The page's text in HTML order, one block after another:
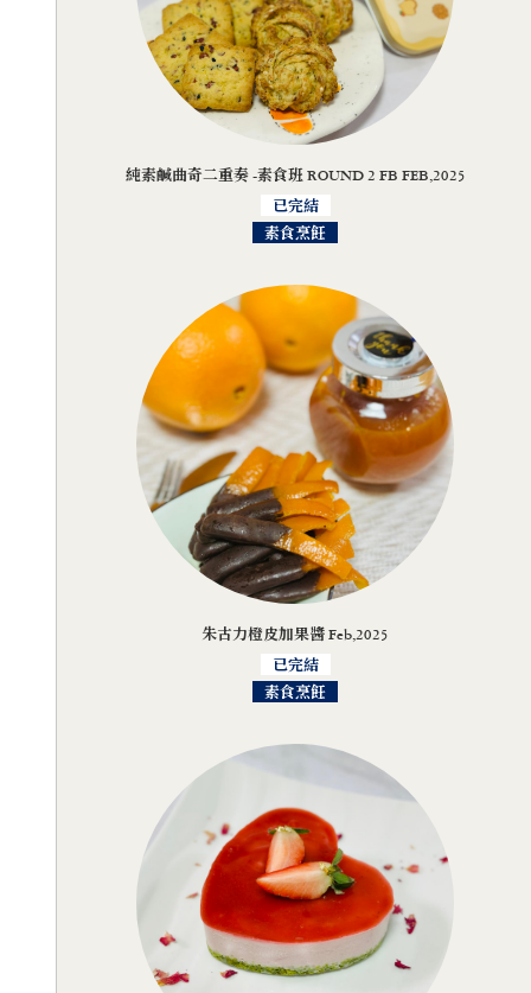
純素鹹曲奇二重奏 -素食班 ROUND 2 FB FEB,2025
已完結
素食烹飪
朱古力橙皮加果醬 Feb,2025
已完結
素食烹飪